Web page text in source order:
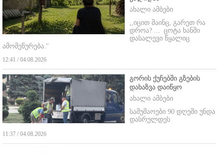
ახალი ამბები
,,იცით მაინც, გარეთ რა
დროა? ... ცოტა ხანში
დასალევი წყალიც
ამომეწურება."
12:41 / 04.08.2026
გორის ქუჩებში გზების
დახაზვა დაიწყო
ახალი ამბები
სამუშაოები 90 დღეში უნდა
დასრულდეს
11:37 / 04.08.2026